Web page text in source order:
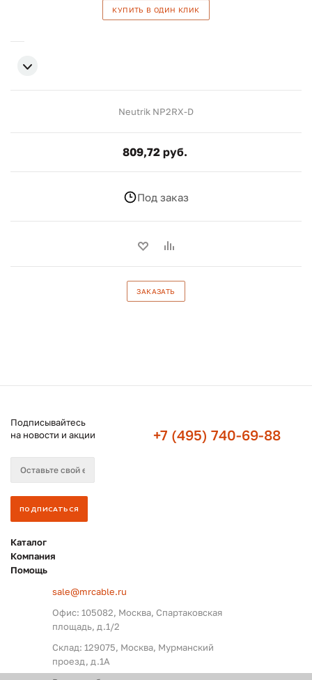
КУПИТЬ В ОДИН КЛИК
Neutrik NP2RX-D
809,72 руб.
Под заказ
ЗАКАЗАТЬ
Подписывайтесь
на новости и акции
+7 (495) 740-69-88
Каталог
Компания
Помощь
sale@mrcable.ru
Офис: 105082, Москва, Спартаковская
площадь, д.1/2
Склад: 129075, Москва, Мурманский
проезд, д.1А